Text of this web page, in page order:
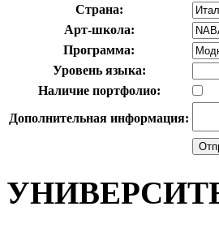
Страна:
Арт-школа:
Программа:
Уровень языка:
Наличие портфолио:
Дополнительная информация: